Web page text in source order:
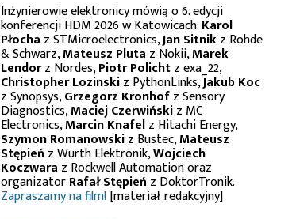
Inżynierowie elektronicy mówią o 6. edycji
konferencji HDM 2026 w Katowicach:Karol
Płocha z STMicroelectronics,Jan Sitnikz Rohde
& Schwarz,Mateusz Pluta z Nokii,Marek
Lendorz Nordes,Piotr Polichtz exa_22,
Christopher Lozinskiz PythonLinks,Jakub Koc
z Synopsys,Grzegorz Kronhofz Sensory
Diagnostics,Maciej Czerwińskiz MC
Electronics,Marcin Knafelz Hitachi Energy,
Szymon Romanowskiz Bustec,Mateusz
Stępień z Würth Elektronik,Wojciech
Koczwara z Rockwell Automation oraz
organizatorRafał Stępień z DoktorTronik.
Zapraszamy na film![materiał redakcyjny]